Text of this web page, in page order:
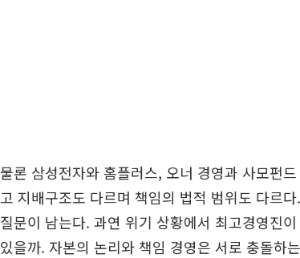
물론 삼성전자와 홈플러스, 오너 경영과 사모펀
고 지배구조도 다르며 책임의 법적 범위도 다르
질문이 남는다. 과연 위기 상황에서 최고경영진
있을까. 자본의 논리와 책임 경영은 서로 충돌하